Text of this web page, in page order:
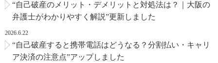
“自己破産のメリット・デメリットと対処法は？｜大阪の
弁護士がわかりやすく解説”更新しました
2026.6.22
“自己破産すると携帯電話はどうなる？分割払い・キャリ
ア決済の注意点”アップしました